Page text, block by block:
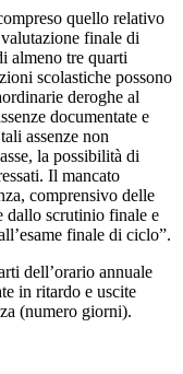
quello relativo
finale di
almeno tre quarti
scolastiche possono
deroghe al
documentate e
assenze non
la possibilità di
Il mancato
comprensivo delle
dallo scrutinio finale e
finale di ciclo”.
dell’orario annuale
in ritardo e uscite
(numero giorni).